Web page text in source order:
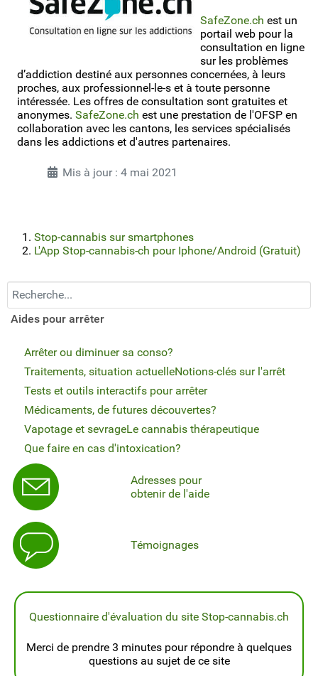
SafeZone.ch est un
portail web pour la
consultation en ligne
sur les problèmes
d’addiction destiné aux personnes concernées, à leurs
proches, aux professionnel-le-s et à toute personne
intéressée. Les offres de consultation sont gratuites et
anonymes. SafeZone.ch est une prestation de l'OFSP en
collaboration avec les cantons, les services spécialisés
dans les addictions et d'autres partenaires.
Mis à jour : 4 mai 2021
Stop-cannabis sur smartphones
L'App Stop-cannabis-ch pour Iphone/Android (Gratuit)
Recherchez...
Aides pour arrêter
Arrêter ou diminuer sa conso?
Traitements, situation actuelleNotions-clés sur l'arrêt
Tests et outils interactifs pour arrêter
Médicaments, de futures découvertes?
Vapotage et sevrageLe cannabis thérapeutique
Que faire en cas d'intoxication?
Adresses pour
obtenir de l'aide
Témoignages
Questionnaire d'évaluation du site Stop-cannabis.ch
Merci de prendre 3 minutes pour répondre à quelques
questions au sujet de ce site